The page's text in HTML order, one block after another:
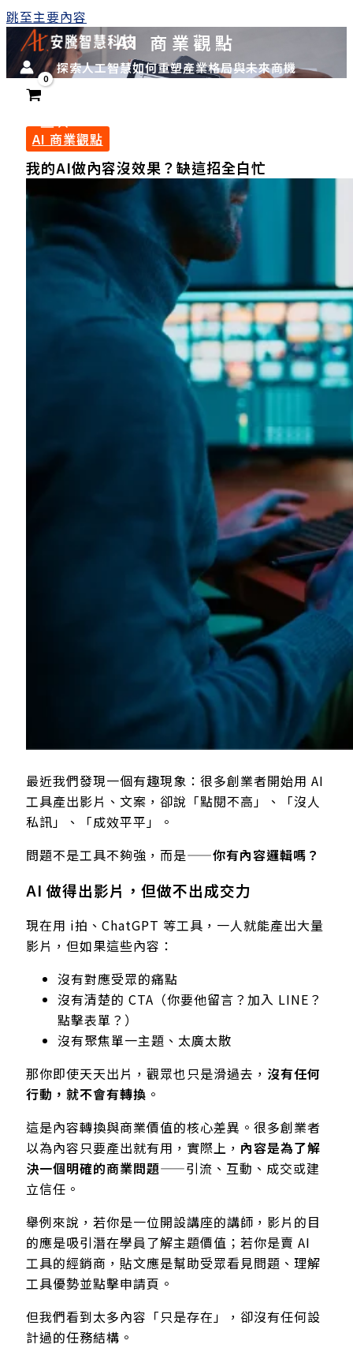
跳至主要內容
AI 商業觀點
探索人工智慧如何重塑產業格局與未來商機
AI 商業觀點
我的AI做內容沒效果？缺這招全白忙
最近我們發現一個有趣現象：很多創業者開始用 AI
工具產出影片、文案，卻說「點閱不高」、「沒人
私訊」、「成效平平」。
問題不是工具不夠強，而是——你有內容邏輯嗎？
AI 做得出影片，但做不出成交力
現在用 i拍、ChatGPT 等工具，一人就能產出大量
影片，但如果這些內容：
沒有對應受眾的痛點
沒有清楚的 CTA（你要他留言？加入 LINE？
點擊表單？）
沒有聚焦單一主題、太廣太散
那你即使天天出片，觀眾也只是滑過去， 沒有任何
行動，就不會有轉換 。
這是內容轉換與商業價值的核心差異。很多創業者
以為內容只要產出就有用，實際上， 內容是為了解
決一個明確的商業問題——引流、互動、成交或建
立信任。
舉例來說，若你是一位開設講座的講師，影片的目
的應是吸引潛在學員了解主題價值；若你是賣 AI
工具的經銷商，貼文應是幫助受眾看見問題、理解
工具優勢並點擊申請頁。
但我們看到太多內容「只是存在」，卻沒有任何設
計過的任務結構。